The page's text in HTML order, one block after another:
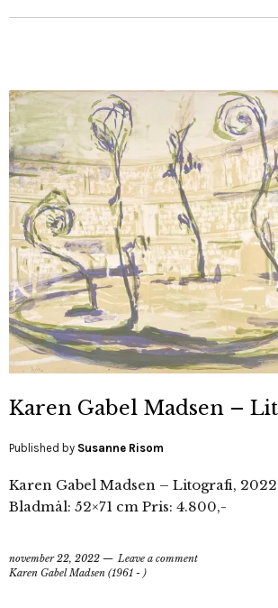
Karen Gabel Madsen –
Published by Susanne Risom
Karen Gabel Madsen – Litografi,
Bladmål: 52×71 cm Pris: 4.800,-
november 22, 2022
Leave a comment
Karen Gabel Madsen (1961 - )